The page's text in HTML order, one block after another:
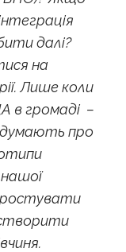
далі?
на
Лише коли
в громаді –
думають про